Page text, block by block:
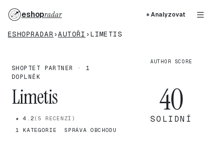
eshopradar + Analyzovat
ESHOPRADAR ›AUTOŘI › LIMETIS
SHOPTET PARTNER · 1
DOPLNĚK
Limetis
★ 4.2 (5 RECENZÍ)
1 KATEGORIE
SPRÁVA OBCHODU
AUTHOR SCORE
40
SOLIDNÍ